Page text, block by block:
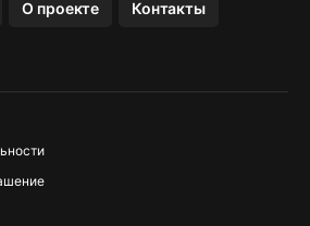
О проекте Контакты